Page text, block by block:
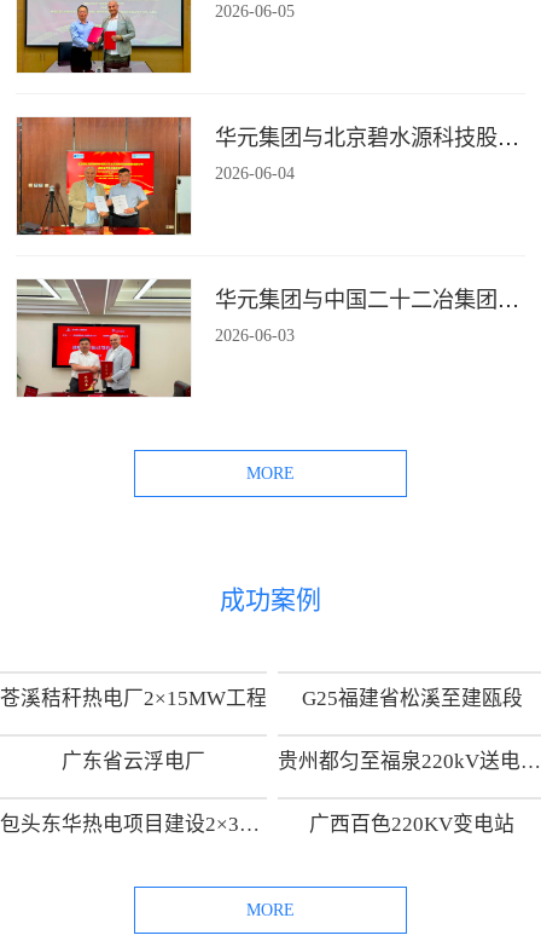
2026-06-05
华元集团与北京碧水源科技股份有限公司签署战略合作协议
2026-06-04
华元集团与中国二十二冶集团有限公司装配式建筑分公司签署战略合作协议
2026-06-03
MORE
成功案例
苍溪秸秆热电厂2×15MW工程 G25福建省松溪至建瓯段
广东省云浮电厂 贵州都匀至福泉220kV送电线路工程
包头东华热电项目建设2×300MW热电供热机组项目 广西百色220KV变电站
MORE